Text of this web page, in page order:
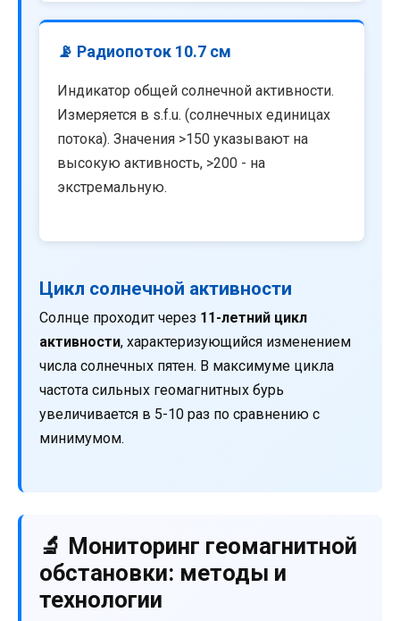
📡 Радиопоток 10.7 см
Индикатор общей солнечной активности.
Измеряется в s.f.u. (солнечных единицах
потока). Значения >150 указывают на
высокую активность, >200 - на
экстремальную.
Цикл солнечной активности
Солнце проходит через 11-летний цикл
активности, характеризующийся изменением
числа солнечных пятен. В максимуме цикла
частота сильных геомагнитных бурь
увеличивается в 5-10 раз по сравнению с
минимумом.
🔬 Мониторинг геомагнитной
обстановки: методы и
технологии